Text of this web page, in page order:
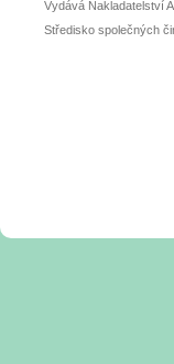
Vydává Nakladatelství
Středisko společných